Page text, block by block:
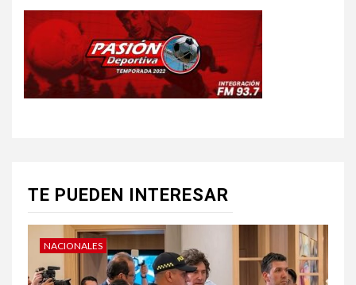
TE PUEDEN INTERESAR
NACIONALES